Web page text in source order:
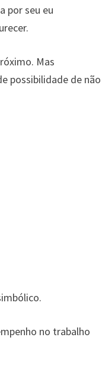
por seu eu
Mas
possibilidade de não
no trabalho